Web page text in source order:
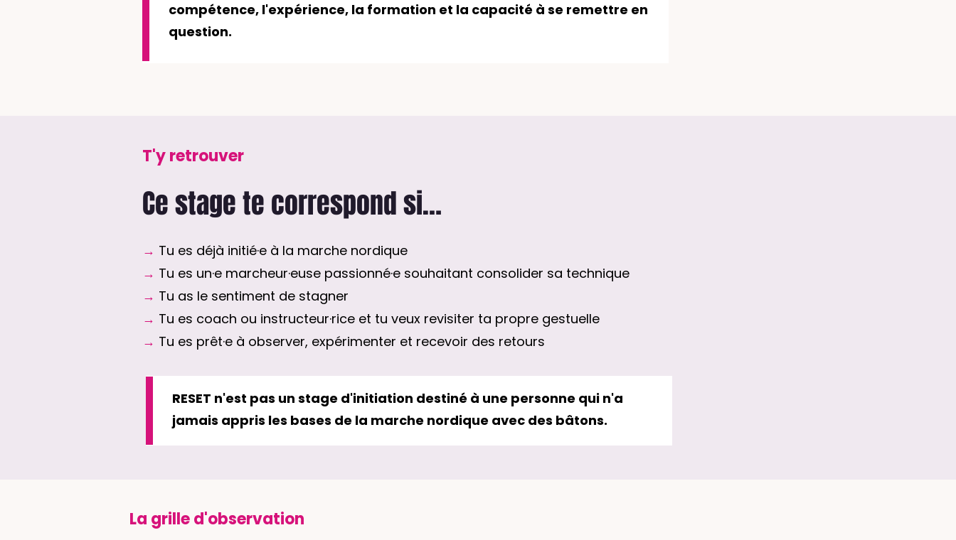
compétence, l'expérience, la formation et la capacité à se remettre en
question.
T'y retrouver
Ce stage te correspond si…
→ Tu es déjà initié·e à la marche nordique
→ Tu es un·e marcheur·euse passionné·e souhaitant consolider sa technique
→ Tu as le sentiment de stagner
→ Tu es coach ou instructeur·rice et tu veux revisiter ta propre gestuelle
→ Tu es prêt·e à observer, expérimenter et recevoir des retours
RESET n'est pas un stage d'initiation destiné à une personne qui n'a
jamais appris les bases de la marche nordique avec des bâtons.
La grille d'observation